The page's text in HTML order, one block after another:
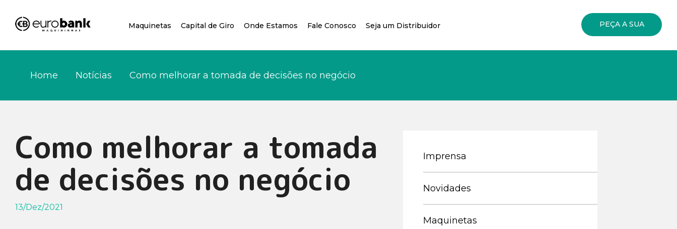
Maquinetas
Eurobank
Eurobank
MaquininhaPro
Capital de Giro Onde Estamos Fale Conosco Seja um Distribuidor PEÇA A SUA
Home Notícias Como melhorar a tomada de decisões no negócio
Como melhorar a tomada
de decisões no negócio
13/Dez/2021
Imprensa
Novidades
Maquinetas